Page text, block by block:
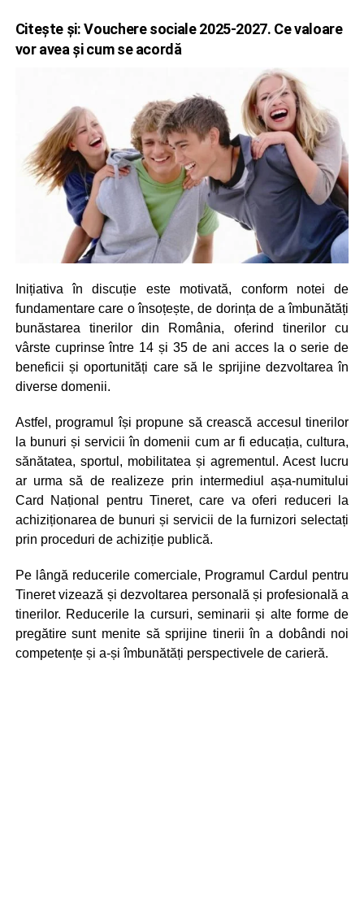
Citește și:Vouchere sociale 2025-2027. Ce valoare
vor avea și cum se acordă
Inițiativa în discuție este motivată, conform notei de
fundamentare care o însoțește, de dorința de a îmbunătăți
bunăstarea tinerilor din România, oferind tinerilor cu
vârste cuprinse între 14 și 35 de ani acces la o serie de
beneficii și oportunități care să le sprijine dezvoltarea în
diverse domenii.
Astfel, programul își propune să crească accesul tinerilor
la bunuri și servicii în domenii cum ar fi educația, cultura,
sănătatea, sportul, mobilitatea și agrementul. Acest lucru
ar urma să de realizeze prin intermediul așa-numitului
Card Național pentru Tineret, care va oferi reduceri la
achiziționarea de bunuri și servicii de la furnizori selectați
prin proceduri de achiziție publică.
Pe lângă reducerile comerciale, Programul Cardul pentru
Tineret vizează și dezvoltarea personală și profesională a
tinerilor. Reducerile la cursuri, seminarii și alte forme de
pregătire sunt menite să sprijine tinerii în a dobândi noi
competențe și a-și îmbunătăți perspectivele de carieră.